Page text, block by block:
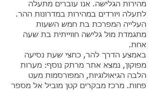
מהירות הגלישה. אנו עוברים מתעלה
לתעלה ויורדים במהירות במדרונות ההר.
העלייה המפרכת בת חמש השעות
מתגמדת מול גלישה חווייתית בת שעה
אחת.
באמצע הדרך להר, כחצי שעת נסיעה
מפוקון, נמצא אתר מרתק נוסף: מערות
הלבה הגיאולוגיות, המפורסמות מעט
פחות. מרכז מבקרים קטן מוביל אל מספר